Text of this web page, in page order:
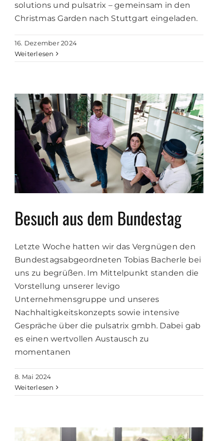
solutions und pulsatrix – gemeinsam in den
Christmas Garden nach Stuttgart eingeladen.
16. Dezember 2024
Weiterlesen
Besuch aus dem Bundestag
Letzte Woche hatten wir das Vergnügen den
Bundestagsabgeordneten Tobias Bacherle bei
uns zu begrüßen. Im Mittelpunkt standen die
Vorstellung unserer levigo
Unternehmensgruppe und unseres
Nachhaltigkeitskonzepts sowie intensive
Gespräche über die pulsatrix gmbh. Dabei gab
es einen wertvollen Austausch zu
momentanen
8. Mai 2024
Weiterlesen